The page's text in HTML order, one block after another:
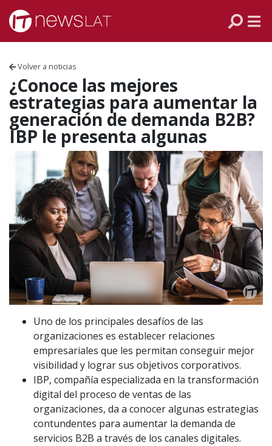
Skip to content
Volver a noticias
¿Conoce las mejores
estrategias para aumentar la
generación de demanda B2B?
IBP le presenta algunas
Uno de los principales desafíos de las
organizaciones es establecer relaciones
empresariales que les permitan conseguir mejor
visibilidad y lograr sus objetivos corporativos.
IBP, compañía especializada en la transformación
digital del proceso de ventas de las
organizaciones, da a conocer algunas estrategias
contundentes para aumentar la demanda de
servicios B2B a través de los canales digitales.
VENEZUELA
ECUADOR
PERÚ
CHILE
ARGENTINA
MÉXICO